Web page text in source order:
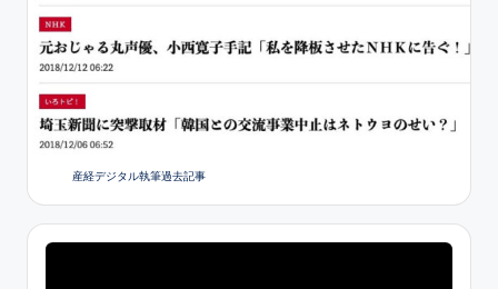
産経デジタル執筆過去記事